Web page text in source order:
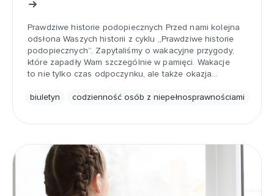
Prawdziwe historie podopiecznych Przed nami kolejna
odsłona Waszych historii z cyklu „Prawdziwe historie
podopiecznych”. Zapytaliśmy o wakacyjne przygody,
które zapadły Wam szczególnie w pamięci. Wakacje
to nie tylko czas odpoczynku, ale także okazja…
biuletyn codzienność osób z niepełnosprawnościami